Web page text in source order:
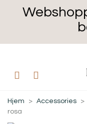
Hjem > Accessories >
rosa